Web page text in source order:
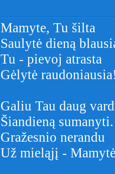
Mamyte, Tu šilta
Saulytė dieną
Tu - pievoj atrasta
Gėlytė
Galiu Tau daug
Šiandieną sumanyti.
Gražesnio nerandu
Už mieląjį -